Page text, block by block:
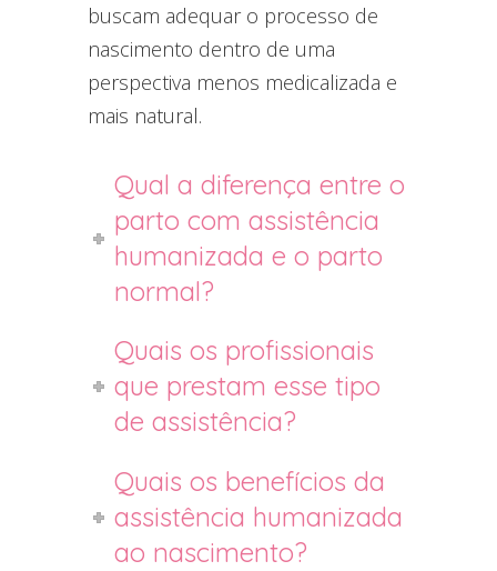
buscam adequar o processo de
nascimento dentro de uma
perspectiva menos medicalizada e
mais natural.
Qual a diferença entre o
parto com assistência
humanizada e o parto
normal?
Quais os profissionais
que prestam esse tipo
de assistência?
Quais os benefícios da
assistência humanizada
ao nascimento?